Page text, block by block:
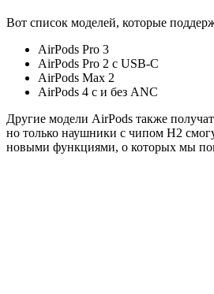
Вот список моделей, которые
AirPods Pro 3
AirPods Pro 2 с USB-C
AirPods Max 2
AirPods 4 с и без ANC
Другие модели AirPods также
но только наушники с чипом H2
новыми функциями, о которых мы